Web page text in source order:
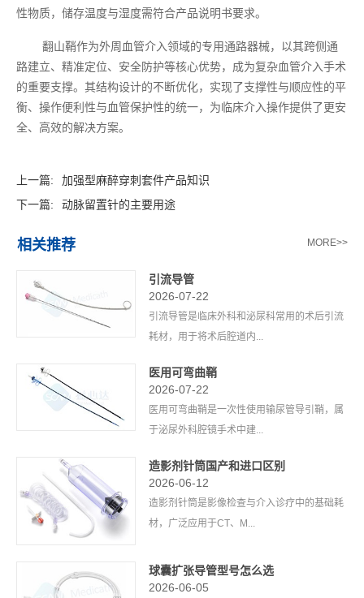
性物质，储存温度与湿度需符合产品说明书要求。
翻山鞘作为外周血管介入领域的专用通路器械，以其跨侧通
路建立、精准定位、安全防护等核心优势，成为复杂血管介入手术
的重要支撑。其结构设计的不断优化，实现了支撑性与顺应性的平
衡、操作便利性与血管保护性的统一，为临床介入操作提供了更安
全、高效的解决方案。
上一篇:
加强型麻醉穿刺套件产品知识
下一篇:
动脉留置针的主要用途
相关推荐 MORE>>
引流导管
2026-07-22
引流导管是临床外科和泌尿科常用的术后引流
耗材，用于将术后腔道内...
医用可弯曲鞘
2026-07-22
医用可弯曲鞘是一次性使用输尿管导引鞘，属
于泌尿外科腔镜手术中建...
造影剂针筒国产和进口区别
2026-06-12
造影剂针筒是影像检查与介入诊疗中的基础耗
材，广泛应用于CT、M...
球囊扩张导管型号怎么选
2026-06-05